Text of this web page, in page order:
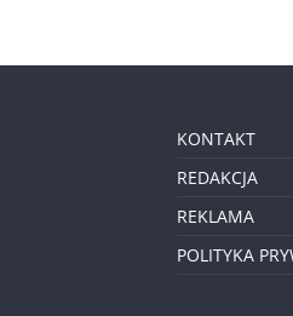
KONTAKT
REDAKCJA
REKLAMA
POLITYKA